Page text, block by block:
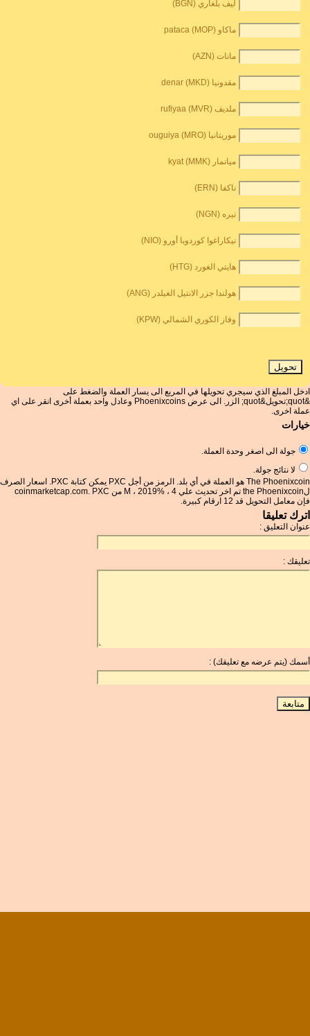
ليف بلغاري (BGN)
ماكاو pataca (MOP)
مانات (AZN)
مقدونيا denar (MKD)
ملديف rufiyaa (MVR)
موريتانيا ouguiya (MRO)
ميانمار kyat (MMK)
ناكفا (ERN)
نيره (NGN)
نيكاراغوا كوردوبا أورو (NIO)
هايتي الغورد (HTG)
هولندا جزر الانتيل الغيلدر (ANG)
وفاز الكوري الشمالي (KPW)
ادخل المبلغ الذي سيجري تحويلها في المربع الى يسار العملة والضغط على
&quot;تحويل&quot; الزر. الى عرض Phoenixcoins وعادل واحد بعملة أخرى انقر على اي
عملة اخرى.
خيارات
جولة الى اصغر وحدة العملة.
لا نتائج جولة.
The Phoenixcoin هو العملة في أي بلد. الرمز من أجل PXC يمكن كتابة PXC. اسعار الصرف
لthe Phoenixcoin تم اخر تحديث علي 4 ، %M ، 2019 من coinmarketcap.com. PXC
فإن معامل التحويل قد 12 ارقام كبيرة.
اترك تعليقا
عنوان التعليق :
تعليقك :
أسمك (يتم عرضه مع تعليقك) :